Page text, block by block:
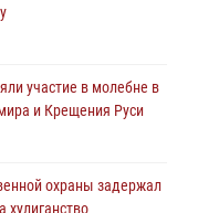
участие в молебне в
и Крещения Руси
охраны задержал
хулиганство